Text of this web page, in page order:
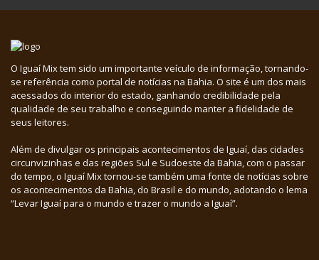
O Iguaí Mix tem sido um importante veículo de informação, tornando-
se referência como portal de notícias na Bahia. O site é um dos mais
acessados do interior do estado, ganhando credibilidade pela
qualidade de seu trabalho e conseguindo manter a fidelidade de
seus leitores.
Além de divulgar os principais acontecimentos de Iguaí, das cidades
circunvizinhas e das regiões Sul e Sudoeste da Bahia, com o passar
do tempo, o Iguaí Mix tornou-se também uma fonte de notícias sobre
os acontecimentos da Bahia, do Brasil e do mundo, adotando o lema
“Levar Iguaí para o mundo e trazer o mundo a Iguaí”.